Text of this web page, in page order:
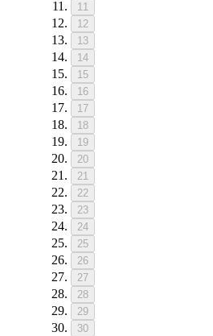
11
12
13
14
15
16
17
18
19
20
21
22
23
24
25
26
27
28
29
30